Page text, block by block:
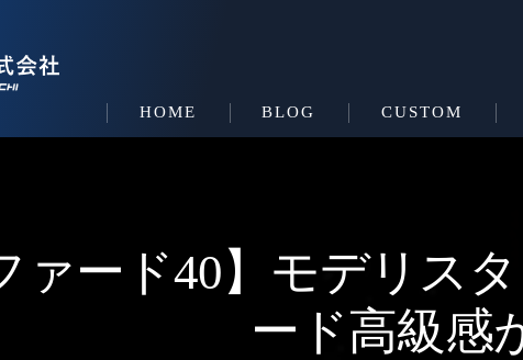
HOME BLOG CUSTOM
ァード40】モデリス
ード高級感